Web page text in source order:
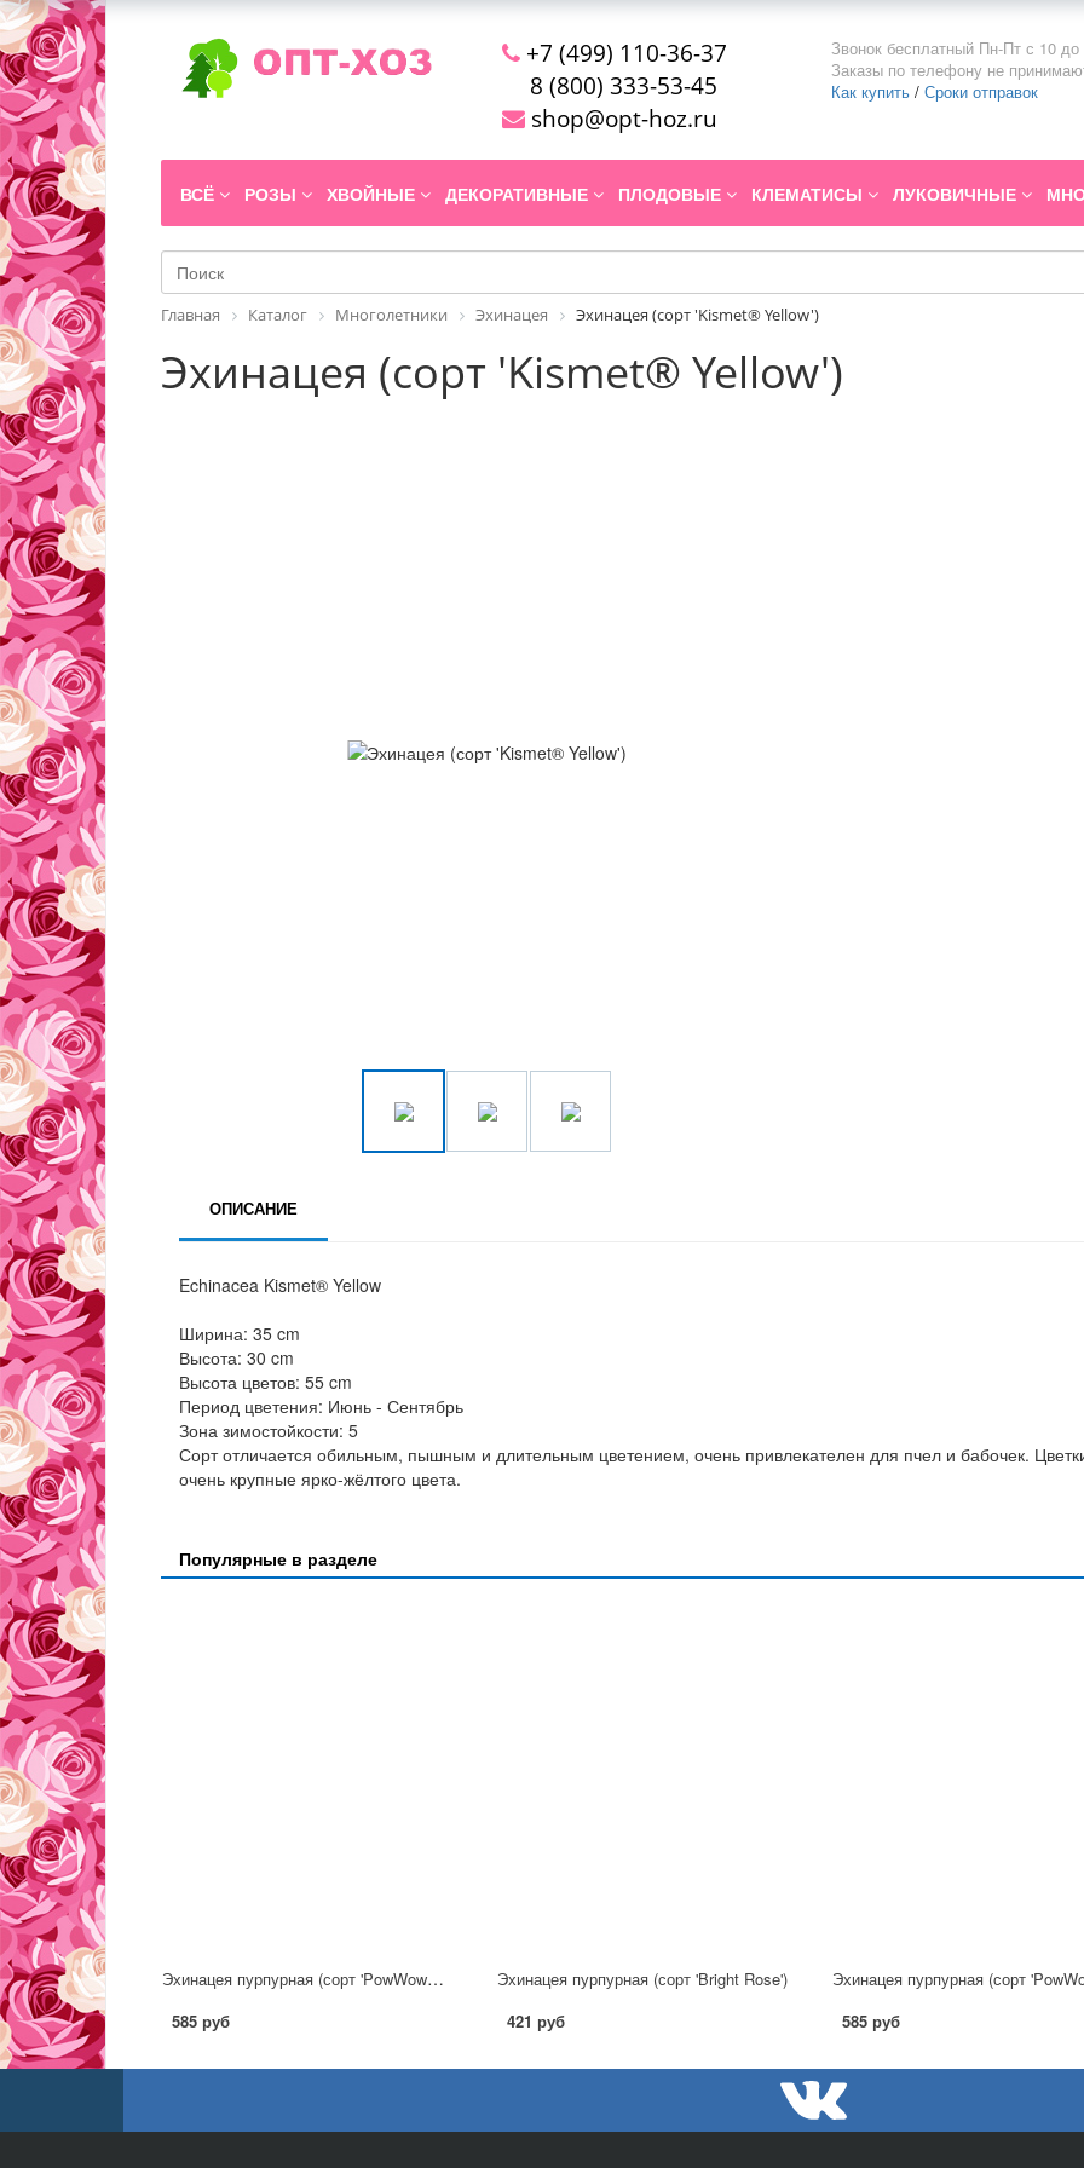
+7 (499) 110-36-37
8 (800) 333-53-45
shop@opt-hoz.ru
Звонок бесплатный Пн-Пт с 10 до
Заказы по телефону не
Как купить / Сроки отправок
ВСЁ РОЗЫ ХВОЙНЫЕ ДЕКОРАТИВНЫЕ ПЛОДОВЫЕ КЛЕМАТИСЫ ЛУКОВИЧНЫЕ
Главная Каталог Многолетники Эхинацея Эхинацея (сорт 'Kismet® Yellow')
Эхинацея (сорт 'Kismet® Yellow')
ОПИСАНИЕ
Echinacea Kismet® Yellow
Ширина: 35 cm
Высота: 30 cm
Высота цветов: 55 cm
Период цветения: Июнь - Сентябрь
Зона зимостойкости: 5
Сорт отличается обильным, пышным и длительным цветением, очень привлекателен для пчел и бабочек.
очень крупные ярко-жёлтого цвета.
Популярные в разделе
Эхинацея пурпурная (сорт 'PowWow™ Wild Berry')
585 руб
Эхинацея пурпурная (сорт 'Bright Rose')
421 руб
585 руб